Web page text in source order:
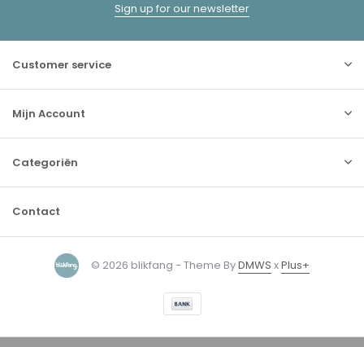
Sign up for our newsletter
Customer service
Mijn Account
Categoriën
Contact
© 2026 blikfang - Theme ByDMWS xPlus+